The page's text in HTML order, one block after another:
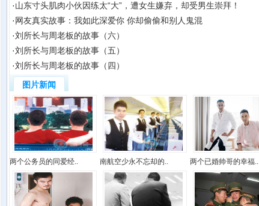
·山东寸头肌肉小伙因练太“大”，遭女生嫌弃，却受男生崇拜！
·网友真实故事：我如此深爱你 你却偷偷和别人鬼混
·刘所长与周老板的故事（六）
·刘所长与周老板的故事（五）
·刘所长与周老板的故事（四）
图片新闻
两个公务员的同爱经.. 南航空少永不忘却的.. 两个已婚帅哥的幸福..